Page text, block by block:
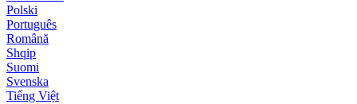
Polski
Português
Română
Shqip
Suomi
Svenska
Tiếng Việt